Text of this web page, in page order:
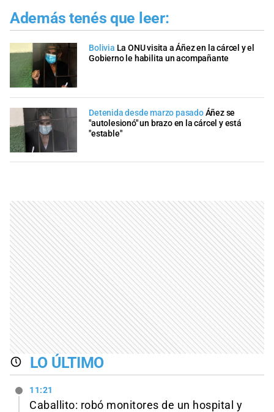
Además tenés que leer:
Bolivia La ONU visita a Áñez en la cárcel y el
Gobierno le habilita un acompañante
Detenida desde marzo pasadoÁñez se
"autolesionó" un brazo en la cárcel y está
"estable"
LO ÚLTIMO
11:21
Caballito: robó monitores de un hospital y